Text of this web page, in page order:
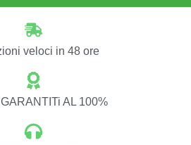
veloci in 48 ore
AL 100%